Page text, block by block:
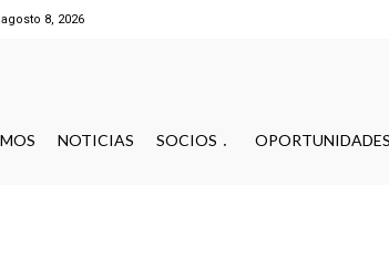
8, 2026
NOTICIAS SOCIOS OPORTUNIDADES